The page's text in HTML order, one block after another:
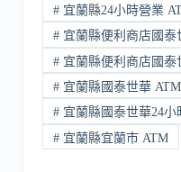
#宜蘭縣24小時營業
#宜蘭縣便利商店國泰
#宜蘭縣便利商店國泰
#宜蘭縣國泰世華 ATM
#宜蘭縣國泰世華24小
#宜蘭縣宜蘭市 ATM